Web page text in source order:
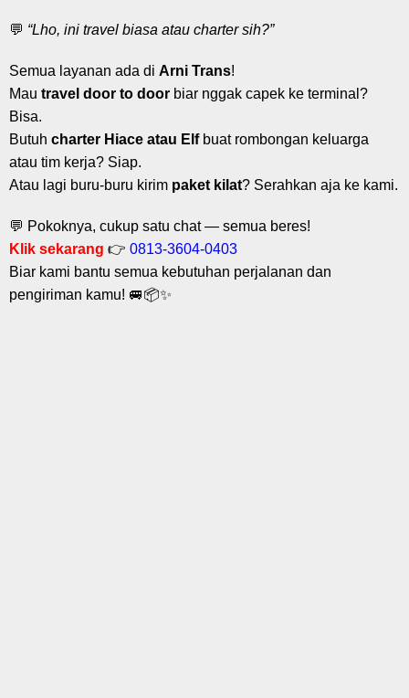
💬 “Lho, ini travel biasa atau charter sih?”
Semua layanan ada di Arni Trans!
Mau travel door to door biar nggak capek ke terminal?
Bisa.
Butuh charter Hiace atau Elfbuat rombongan keluarga
atau tim kerja? Siap.
Atau lagi buru-buru kirim paket kilat? Serahkan aja ke kami.
💬 Pokoknya, cukup satu chat — semua beres!
Klik sekarang 👉 0813-3604-0403
Biar kami bantu semua kebutuhan perjalanan dan
pengiriman kamu! 🚐📦✨